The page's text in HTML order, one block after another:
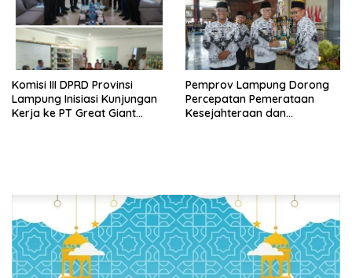
Komisi III DPRD Provinsi
Lampung Inisiasi Kunjungan
Kerja ke PT Great Giant
Pemprov Lampung Dorong
Percepatan Pemerataan
Kesejahteraan dan